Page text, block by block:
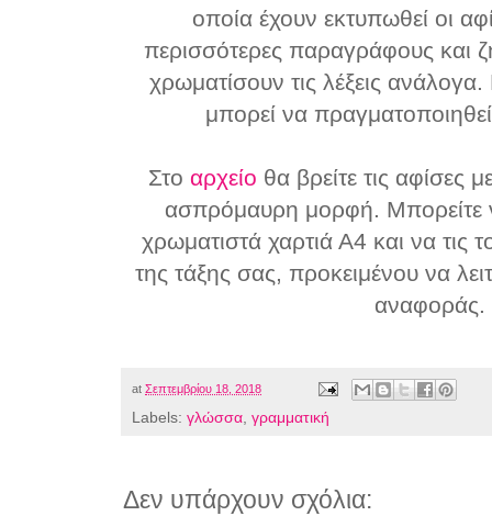
οποία έχουν εκτυπωθεί οι
περισσότερες παραγράφους και
χρωματίσουν τις λέξεις
μπορεί να
Στο αρχείο θα βρείτε τις αφίσες
ασπρόμαυρη μορφή. Μπορείτε
χρωματιστά χαρτιά Α4 και να τις
της τάξης σας, προκειμένου να
αναφοράς.
at Σεπτεμβρίου 18, 2018
Labels: γλώσσα, γραμματική
Δεν υπάρχουν σχόλια: